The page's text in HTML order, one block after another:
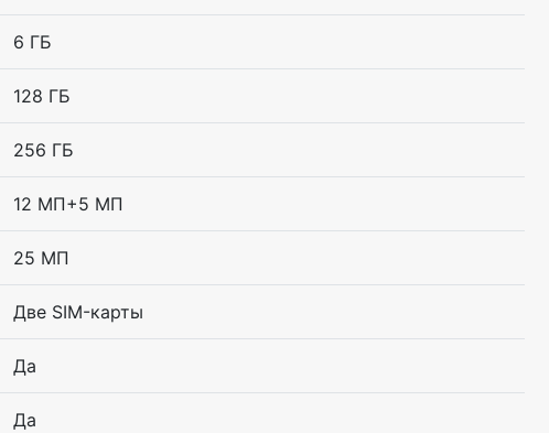
6 ГБ
128 ГБ
256 ГБ
12 МП+5 МП
25 МП
Две SIM-карты
Да
Да